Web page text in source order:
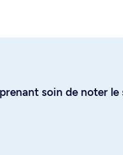
soin de noter le